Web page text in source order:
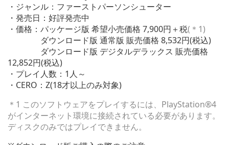
・ジャンル：ファーストパーソンシューター
・発売日：好評発売中
・価格：パッケージ版 希望小売価格 7,900円＋税(＊1)
ダウンロード版 通常版 販売価格 8,532円(税込)
ダウンロード版 デジタルデラックス 販売価格
12,852円(税込)
・プレイ人数：1人～
・CERO：Z(18才以上のみ対象)
＊1 このソフトウェアをプレイするには、PlayStation®4
がインターネット環境に接続されている必要があります。
ディスクのみではプレイできません。